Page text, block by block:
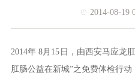
2014-08-19
2014年 8月15日，由西安马应龙
肛肠公益在新城”之免费体检行